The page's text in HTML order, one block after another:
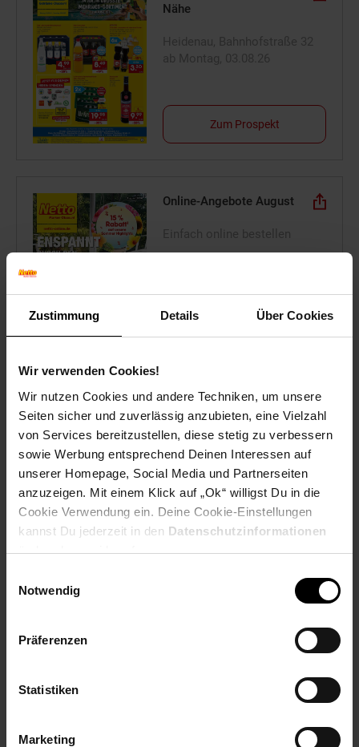
Zustimmung Details Über Cookies
Wir verwenden Cookies!
Wir nutzen Cookies und andere Techniken, um unsere
Seiten sicher und zuverlässig anzubieten, eine Vielzahl
von Services bereitzustellen, diese stetig zu verbessern
sowie Werbung entsprechend Deinen Interessen auf
unserer Homepage, Social Media und Partnerseiten
anzuzeigen. Mit einem Klick auf „Ok“ willigst Du in die
Cookie Verwendung ein. Deine Cookie-Einstellungen
kannst Du jederzeit in den Datenschutzinformationen
ändern bzw. widerrufen.
Notwendig
Präferenzen
Statistiken
Marketing
Nähe
Zum Prospekt
Online-Angebote August
Online-Sonderangebote
Mobilität
Stets mobil durch den
Sommer